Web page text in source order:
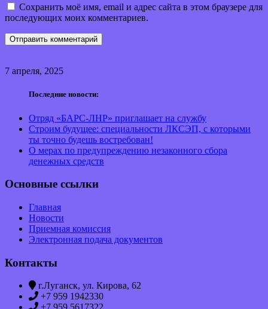
Сохранить моё имя, email и адрес сайта в этом браузере для
последующих моих комментариев.
7 апреля, 2025
Последние новости:
Отряд «БАРС-ЛНР» приглашает на службу
Строим будущее: специальности ЛКСЭП, с которыми
ты точно будешь востребован!
О мерах по предупреждению незаконного сбора
денежных средств
Основные ссылки
Главная
Новости
Приемная комиссия
Электронная подача документов
Контакты
г.Луганск, ул. Кирова, 62
+7 959 1942330